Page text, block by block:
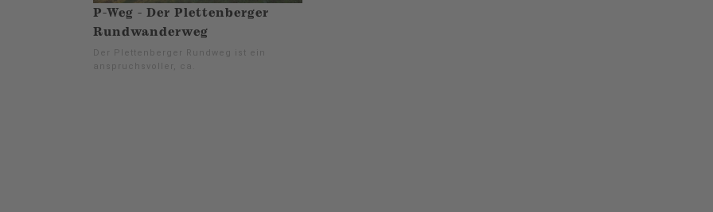
P-Weg - Der Plettenberger
Rundwanderweg
Der Plettenberger Rundweg ist ein
anspruchsvoller, ca.